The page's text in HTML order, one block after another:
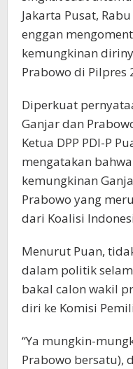
Jakarta Pusat,
enggan
kemungkinan
Prabowo di Pilpres
Diperkuat
Ganjar dan
Ketua DPP PDI-P
mengatakan
kemungkinan
Prabowo yang
dari Koalisi
Menurut Puan,
dalam politik
bakal calon wakil
diri ke Komisi
“Ya mungkin-
Prabowo bersatu),